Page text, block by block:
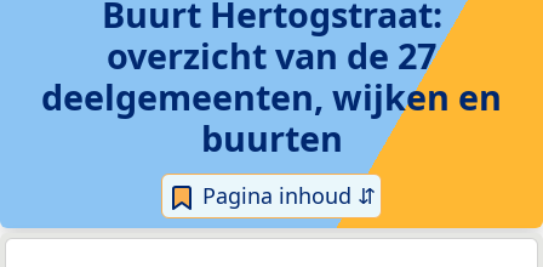
Buurt Hertogstraat:
overzicht van de 27
deelgemeenten, wijken en
buurten
Pagina inhoud ⇵